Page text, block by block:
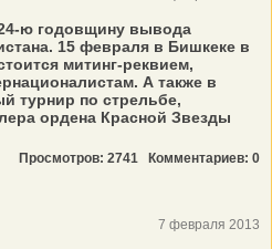
ю годовщину вывода
15 февраля в Бишкеке в
митинг-реквием,
А также в
турнир по стрельбе,
ордена Красной Звезды
Просмотров: 2741 Комментариев: 0
7 февраля 2013